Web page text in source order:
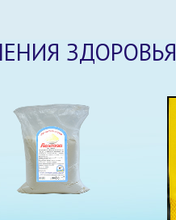
ЗДОРОВЬЯ